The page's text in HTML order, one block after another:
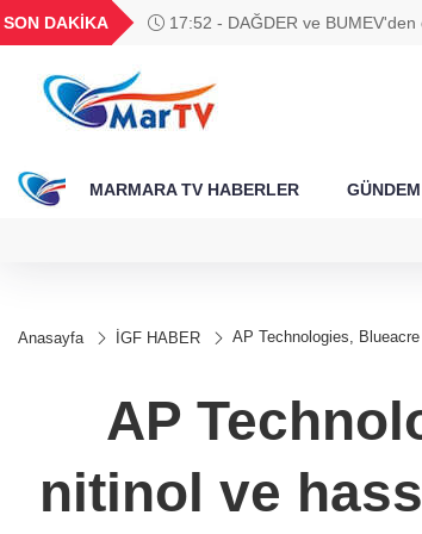
SON DAKİKA 17:52 - DAĞDER ve
BGN
27,9743
0,0018
6.660,55
MARMARA TV HABERLER GÜNDEM
Anasayfa İGF HABER AP Technologies,
AP
nitinol ve